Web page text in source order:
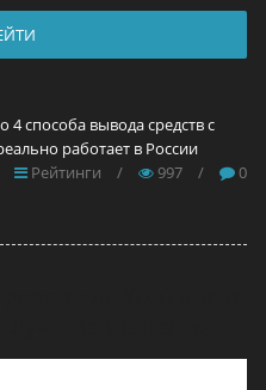
способа вывода средств с
работает в России
Рейтинги
/ 997 / 0